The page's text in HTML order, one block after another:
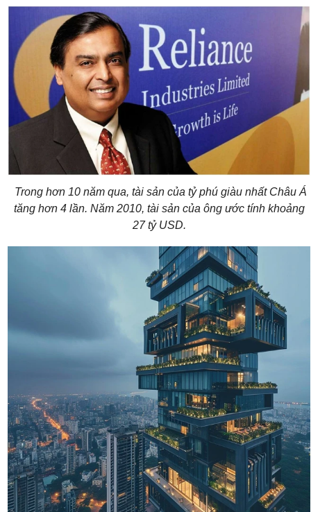
Trong hơn 10 năm qua, tài sản của tỷ phú giàu nhất Châu Á
tăng hơn 4 lần. Năm 2010, tài sản của ông ước tính khoảng
27 tỷ USD.